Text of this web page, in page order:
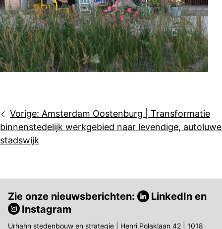
Bericht
navigatie
Vorige: Amsterdam Oostenburg | Transformatie
binnenstedelijk werkgebied naar levendige, autoluwe
stadswijk
Zie onze nieuwsberichten: LinkedIn en
Instagram
Urhahn stedenbouw en strategie | Henri Polaklaan 42 | 1018